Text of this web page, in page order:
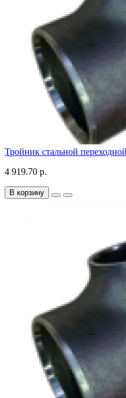
Тройник стальной
4 919.70 р.
В корзину